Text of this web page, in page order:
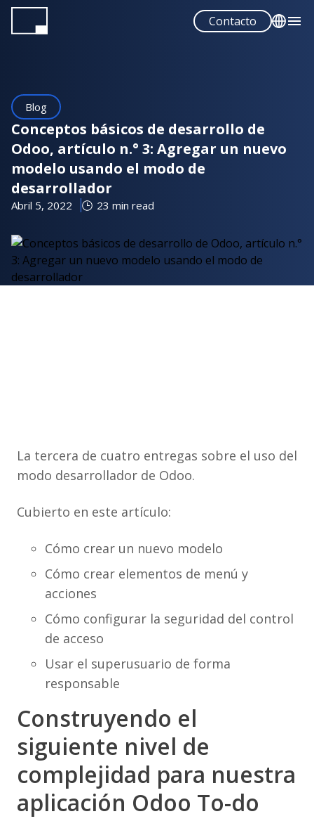
Pasar
Contacto
Blog
Conceptos básicos de desarrollo de
Odoo, artículo n.° 3: Agregar un nuevo
modelo usando el modo de
desarrollador
Abril 5, 2022 23 min read
La tercera de cuatro entregas sobre el uso del
modo desarrollador de Odoo.
Cubierto en este artículo:
Cómo crear un nuevo modelo
Cómo crear elementos de menú y
acciones
Cómo configurar la seguridad del control
de acceso
Usar el superusuario de forma
responsable
Construyendo el
siguiente nivel de
complejidad para nuestra
aplicación Odoo To-do